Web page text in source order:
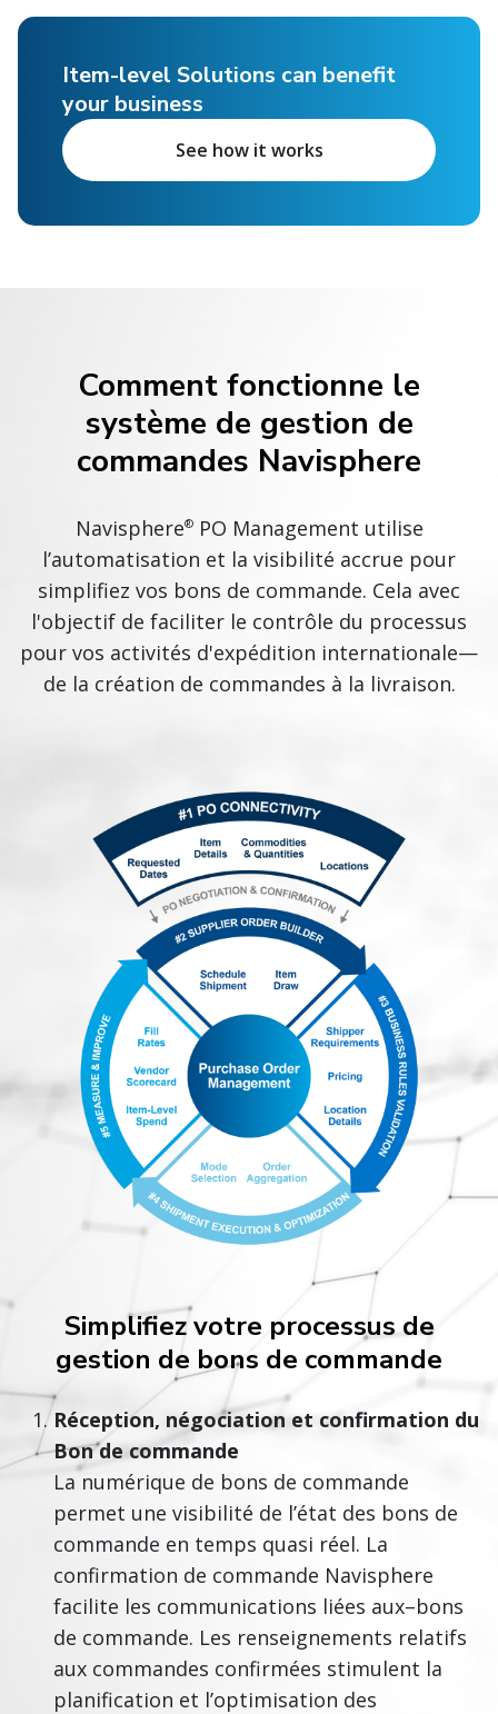
Item-level Solutions can benefit
your business
See how it works
Comment fonctionne le
système de gestion de
commandes Navisphere
Navisphere®PO Management utilise
l’automatisation et la visibilité accrue pour
simplifiez vos bons de commande. Cela avec
l'objectif de faciliter le contrôle du processus
pour vos activités d'expédition internationale—
de la création de commandes à la livraison.
Simplifiez votre processus de
gestion de bons de commande
Réception, négociation et confirmation du
Bon de commande
La numérique de bons de commande
permet une visibilité de l’état des bons de
commande en temps quasi réel. La
confirmation de commande Navisphere
facilite les communications liées aux–bons
de commande. Les renseignements relatifs
aux commandes confirmées stimulent la
planification et l’optimisation des